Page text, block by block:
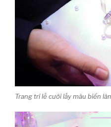
Trang trí lễ cưới lấy màu biển